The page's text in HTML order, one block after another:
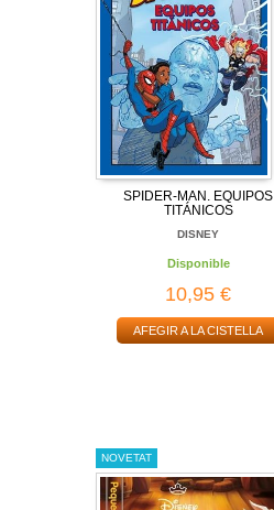
SPIDER-MAN. EQUIPOS
TITÁNICOS
DISNEY
Disponible
10,95 €
AFEGIR A LA CISTELLA
NOVETAT